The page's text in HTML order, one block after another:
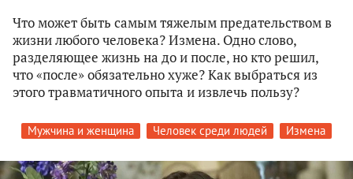
Что может быть самым тяжелым предательством в
жизни любого человека? Измена. Одно слово,
разделяющее жизнь на до и после, но кто решил,
что «после» обязательно хуже? Как выбраться из
этого травматичного опыта и извлечь пользу?
Мужчина и женщина Человек среди людей Измена